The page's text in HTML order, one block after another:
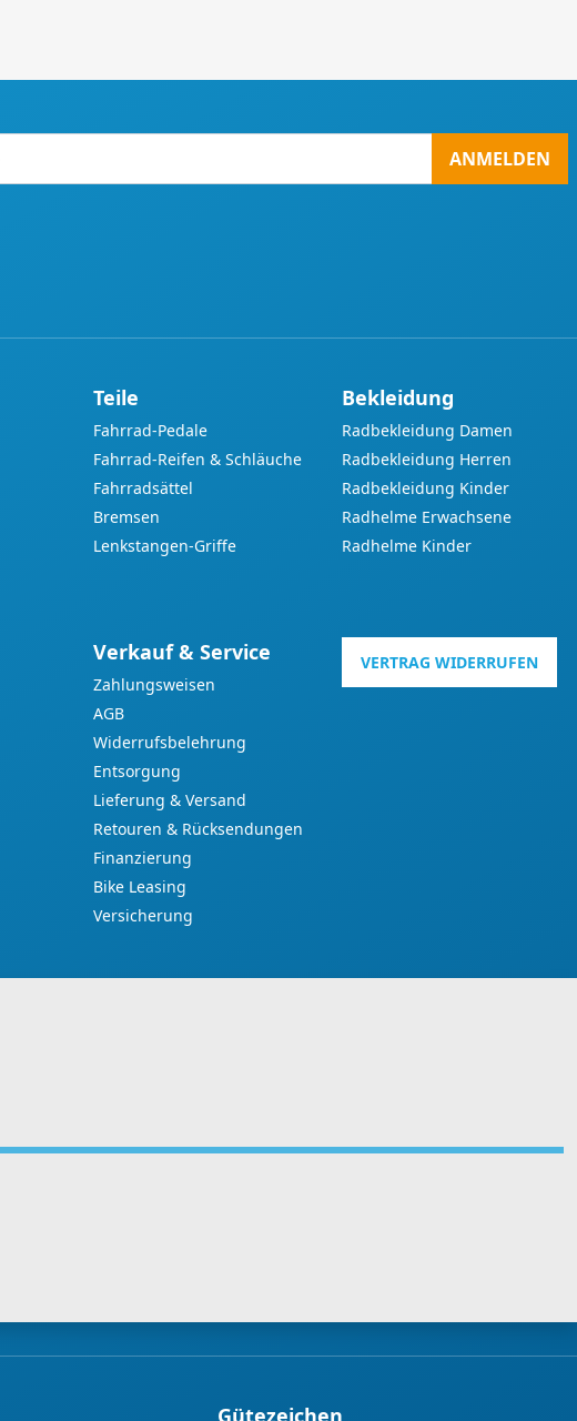
ANMELDEN
Teile
Fahrrad-Pedale
Fahrrad-Reifen & Schläuche
Fahrradsättel
Bremsen
Lenkstangen-Griffe
Bekleidung
Radbekleidung Damen
Radbekleidung Herren
Radbekleidung Kinder
Radhelme Erwachsene
Radhelme Kinder
Verkauf & Service
Zahlungsweisen
AGB
Widerrufsbelehrung
Entsorgung
Lieferung & Versand
Retouren & Rücksendungen
Finanzierung
Bike Leasing
Versicherung
VERTRAG WIDERRUFEN
Gütezeichen